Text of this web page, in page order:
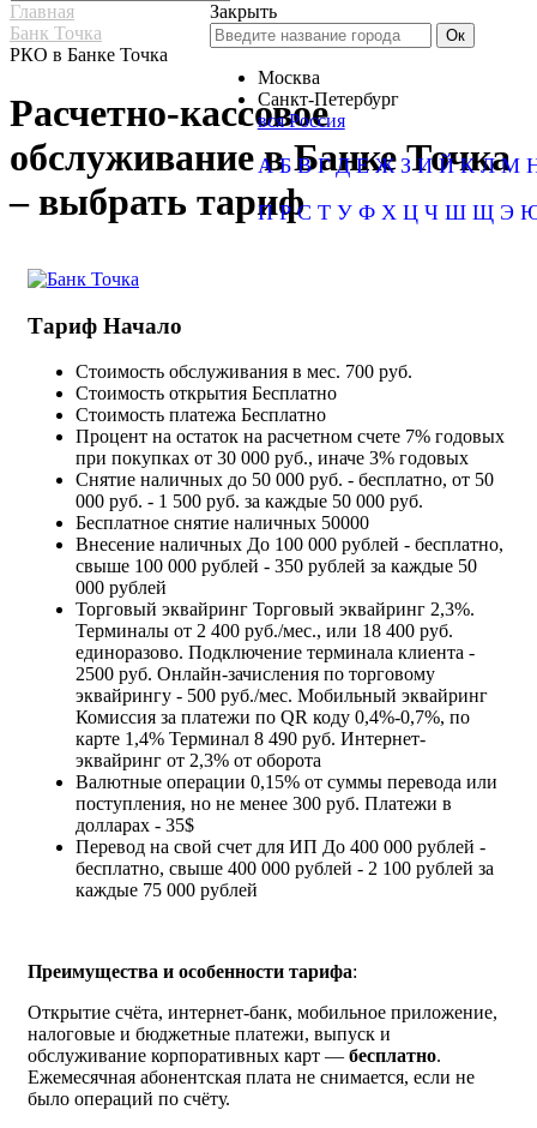
Закрыть
Москва
Санкт-Петербург
вся Россия
А Б В Г Д Е Ж З И Й К Л М
П Р С Т У Ф Х Ц Ч Ш Щ Э
Главная
Банк Точка
РКО в Банке Точка
Расчетно-кассовое
обслуживание в Банке Точка
– выбрать тариф
Тариф Начало
Стоимость обслуживания в мес. 700 руб.
Стоимость открытия Бесплатно
Стоимость платежа Бесплатно
Процент на остаток на расчетном счете 7% годовых
при покупках от 30 000 руб., иначе 3% годовых
Снятие наличных до 50 000 руб. - бесплатно, от 50
000 руб. - 1 500 руб. за каждые 50 000 руб.
Бесплатное снятие наличных 50000
Внесение наличных До 100 000 рублей - бесплатно,
свыше 100 000 рублей - 350 рублей за каждые 50
000 рублей
Торговый эквайринг Торговый эквайринг 2,3%.
Терминалы от 2 400 руб./мес., или 18 400 руб.
единоразово. Подключение терминала клиента -
2500 руб. Онлайн-зачисления по торговому
эквайрингу - 500 руб./мес. Мобильный эквайринг
Комиссия за платежи по QR коду 0,4%-0,7%, по
карте 1,4% Терминал 8 490 руб. Интернет-
эквайринг от 2,3% от оборота
Валютные операции 0,15% от суммы перевода или
поступления, но не менее 300 руб. Платежи в
долларах - 35$
Перевод на свой счет для ИП До 400 000 рублей -
бесплатно, свыше 400 000 рублей - 2 100 рублей за
каждые 75 000 рублей
Преимущества и особенности тарифа:
Открытие счёта, интернет-банк, мобильное приложение,
налоговые и бюджетные платежи, выпуск и
обслуживание корпоративных карт — бесплатно.
Ежемесячная абонентская плата не снимается, если не
было операций по счёту.